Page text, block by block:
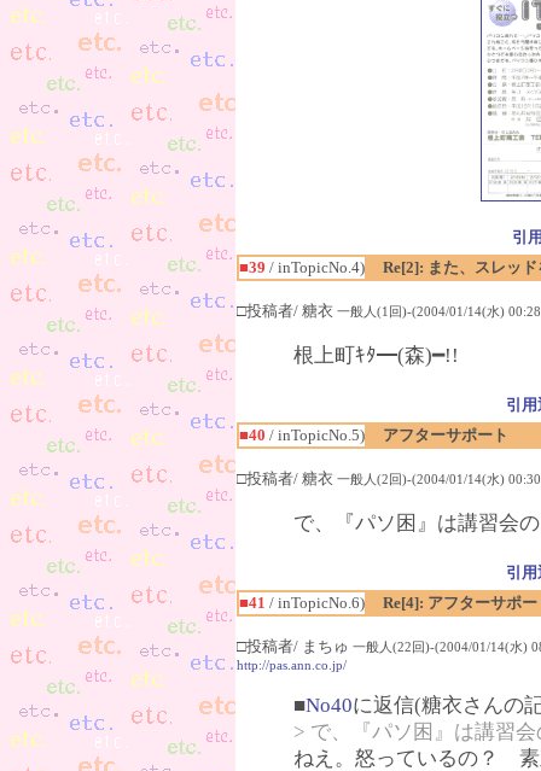
引
■39 / inTopicNo.4) Re[2]: また、スレッ
□投稿者/ 糖衣 一般人(1回)-(2004/01/14(水)
根上町ｷﾀ━(森)━!!
引
■40 / inTopicNo.5) アフターサポート
□投稿者/ 糖衣 一般人(2回)-(2004/01/14(水)
で、『パソ困』は講習会
引
■41 / inTopicNo.6) Re[4]: アフターサポー
□投稿者/ まちゅ 一般人(22回)-(2004/01/14(水)
http://pas.ann.co.jp/
■No40に返信(糖衣さんの
> で、『パソ困』は講習
ねえ。怒っているの？